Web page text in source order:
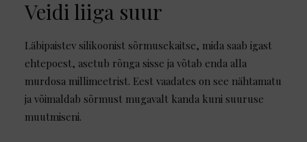
Veidi liiga suur
Läbipaistev silikoonist sõrmusekaitse, mida saab igast
ehtepoest, asetub rõnga sisse ja võtab enda alla
murdosa millimeetrist. Eest vaadates on see nähtamatu
ja võimaldab sõrmust mugavalt kanda kuni suuruse
muutmiseni.